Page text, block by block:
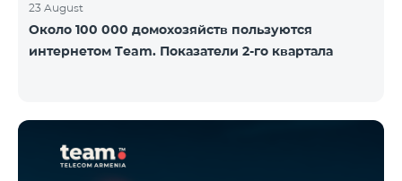
23 August
Около 100 000 домохозяйств пользуются
интернетом Team. Показатели 2-го квартала